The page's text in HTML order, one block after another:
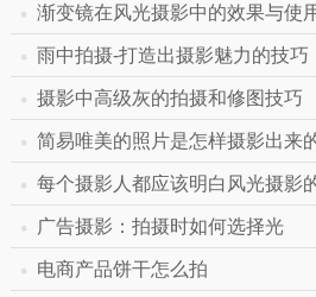
渐变镜在风光摄影中的效果与使
雨中拍摄-打造出摄影魅力的技巧
摄影中高级灰的拍摄和修图技巧
简易唯美的照片是怎样摄影出来
每个摄影人都应该明白风光摄影
广告摄影：拍摄时如何选择光
电商产品饼干怎么拍